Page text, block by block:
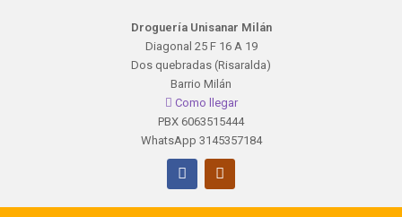
Droguería Unisanar Milán
Diagonal 25 F 16 A 19
Dos quebradas (Risaralda)
Barrio Milán
Como llegar
PBX 6063515444
WhatsApp 3145357184